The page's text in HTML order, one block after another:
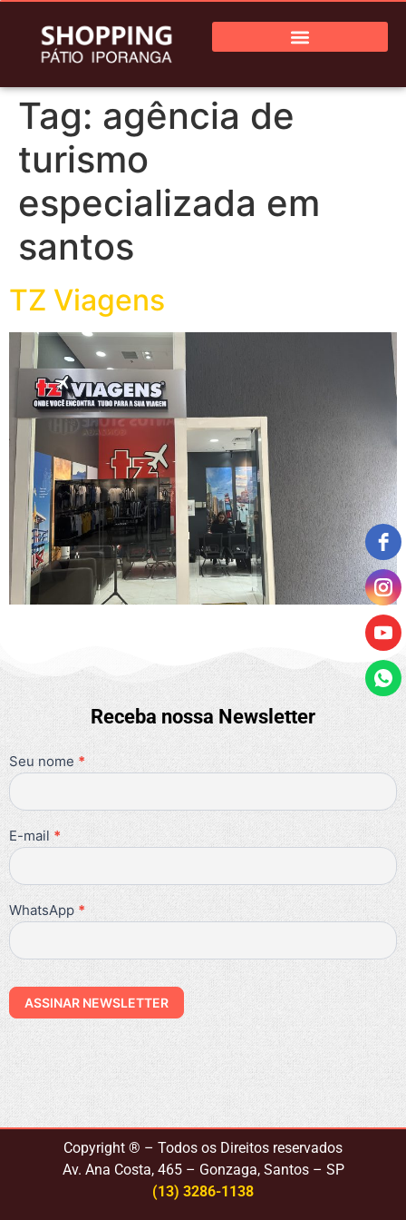
Tag: agência de
turismo
especializada em
santos
TZ Viagens
Receba nossa Newsletter
Newsletter
Seu nome *
E-mail *
WhatsApp *
ASSINAR NEWSLETTER
Se você
é
humano,
deixe
campo
em
branco.
Copyright ® – Todos os Direitos reservados
Av. Ana Costa, 465 – Gonzaga, Santos – SP
(13) 3286-1138